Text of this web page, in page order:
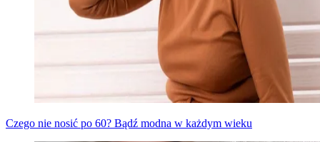
Czego nie nosić po 60? Bądź modna w każdym wieku